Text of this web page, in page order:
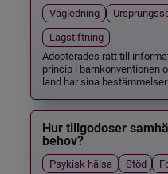
Vägledning
Lagstiftning
Adopterades rätt till
princip i barnkonventionen
land har sina
Hur tillgodoser
behov?
Psykisk hälsa Stöd